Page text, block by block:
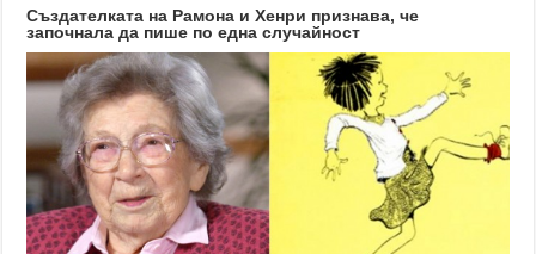
Създателката на Рамона и Хенри признава, че
започнала да пише по една случайност